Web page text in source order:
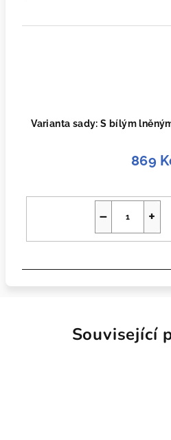
Varianta sady: S bílým
869
+
−
Související